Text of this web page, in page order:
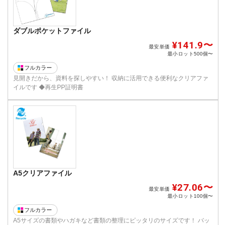
ダブルポケットファイル
最安単価 ¥141.9〜
最小ロット500個〜
フルカラー
見開きだから、資料を探しやすい！ 収納に活用できる便利なクリアファ
イルです ◆再生PP証明書
A5クリアファイル
最安単価 ¥27.06〜
最小ロット100個〜
フルカラー
A5サイズの書類やハガキなど書類の整理にピッタリのサイズです！ バッ